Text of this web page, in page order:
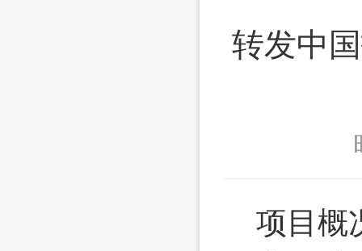
转发中
项目概